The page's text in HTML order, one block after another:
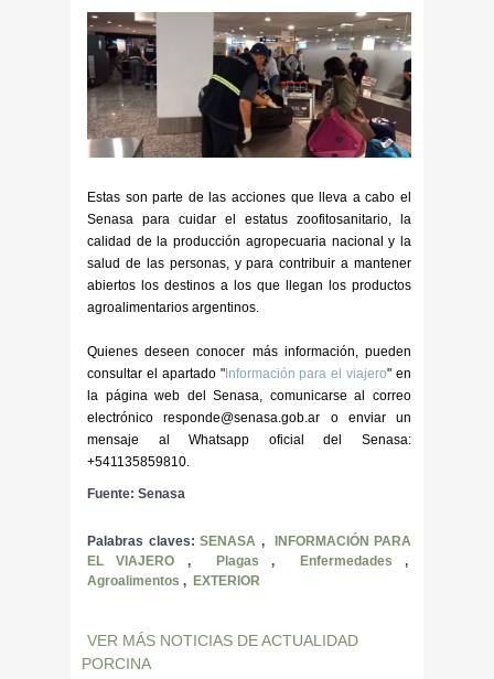
Estas son parte de las acciones que lleva a cabo el
Senasa para cuidar el estatus zoofitosanitario, la
calidad de la producción agropecuaria nacional y la
salud de las personas, y para contribuir a mantener
abiertos los destinos a los que llegan los productos
agroalimentarios argentinos.
Quienes deseen conocer más información, pueden
consultar el apartado "Información para el viajero" en
la página web del Senasa, comunicarse al correo
electrónico responde@senasa.gob.ar o enviar un
mensaje al Whatsapp oficial del Senasa:
+541135859810.
Fuente: Senasa
Palabras claves: SENASA ,
INFORMACIÓN PARA
EL VIAJERO , Plagas , Enfermedades ,
Agroalimentos , EXTERIOR
VER MÁS NOTICIAS DE ACTUALIDAD
PORCINA